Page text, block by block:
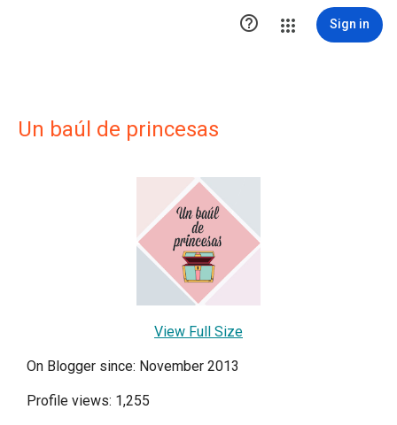
 Sign in
Un baúl de princesas
View Full Size
On Blogger since: November 2013
Profile views: 1,255